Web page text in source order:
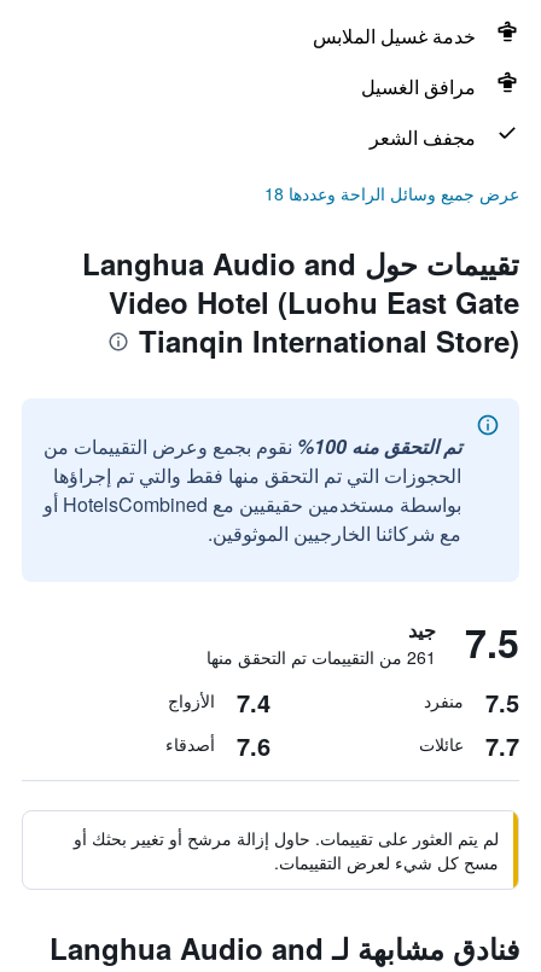
خدمة غسيل الملابس
مرافق الغسيل
مجفف الشعر
عرض جميع وسائل الراحة وعددها 18
تقييمات حول Langhua Audio and
Video Hotel (Luohu East Gate
Tianqin International Store)
تم التحقق منه 100%
نقوم بجمع وعرض التقييمات من
الحجوزات التي تم التحقق منها فقط والتي تم إجراؤها
بواسطة مستخدمين حقيقيين مع HotelsCombined أو
مع شركائنا الخارجيين الموثوقين.
7.5 جيد
261 من التقييمات تم التحقق منها
7.5 منفرد 7.4 الأزواج
7.7 عائلات 7.6 أصدقاء
لم يتم العثور على تقييمات. حاول إزالة مرشح أو تغيير بحثك أو
مسح كل شيء لعرض التقييمات.
فنادق مشابهة لـ Langhua Audio and